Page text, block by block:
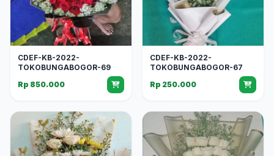
CDEF-KB-2022-
TOKOBUNGABOGOR-69
Rp 850.000
CDEF-KB-2022-
TOKOBUNGABOGOR-67
Rp 250.000